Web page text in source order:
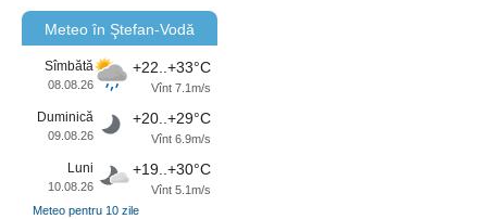
Meteo în Ştefan-Vodă
Sîmbătă
08.08.26
+22..+33°C
Vînt 7.1m/s
Duminică
09.08.26
+20..+29°C
Vînt 6.9m/s
Luni
10.08.26
+19..+30°C
Vînt 5.1m/s
Meteo pentru 10 zile